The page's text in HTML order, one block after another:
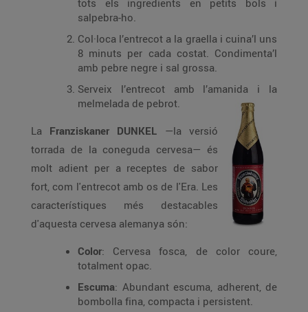
tots els ingredients en petits bols i
salpebra-ho.
Col·loca l’entrecot a la graella i cuina’l uns
8 minuts per cada costat. Condimenta’l
amb pebre negre i sal grossa.
Serveix l’entrecot amb l’amanida i la
melmelada de pebrot.
La Franziskaner DUNKEL —la versió
torrada de la coneguda cervesa— és
molt adient per a receptes de sabor
fort, com l'entrecot amb os de l'Era. Les
característiques més destacables
d'aquesta cervesa alemanya són:
Color: Cervesa fosca, de color coure,
totalment opac.
Escuma: Abundant escuma, adherent, de
bombolla fina, compacta i persistent.